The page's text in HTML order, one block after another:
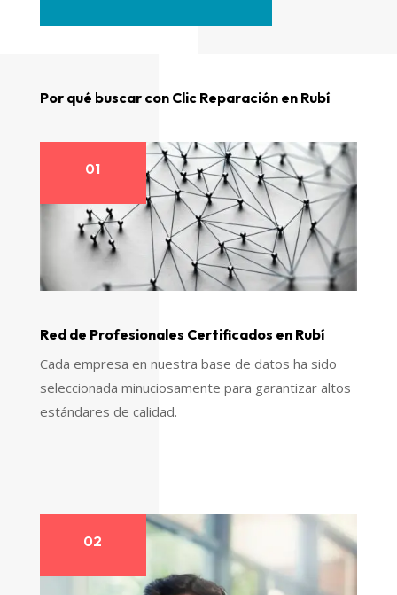
Por qué buscar con Clic Reparación en Rubí
01
Red de Profesionales Certificados en Rubí
Cada empresa en nuestra base de datos ha sido
seleccionada minuciosamente para garantizar altos
estándares de calidad.
02